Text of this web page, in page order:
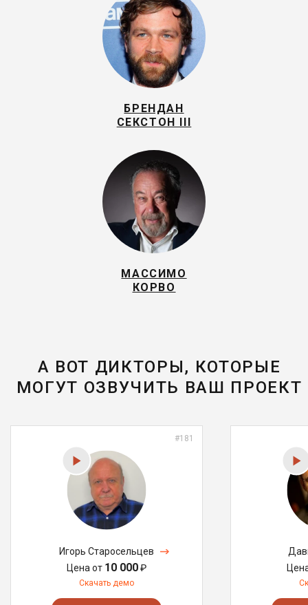
БРЕНДАН
СЕКСТОН III
МАССИМО
КОРВО
А ВОТ ДИКТОРЫ, КОТОРЫЕ
МОГУТ ОЗВУЧИТЬ ВАШ ПРОЕКТ
#181
Игорь Старосельцев
Цена от 10 000₽
Скачать демо